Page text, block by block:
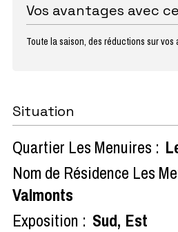
Vos avantages avec
Toute la saison, des réductions sur
Situation
Quartier Les Menuires :
Nom de Résidence Les
Valmonts
Exposition : Sud Est